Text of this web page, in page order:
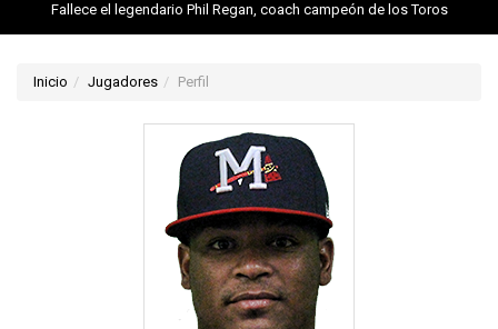
Fallece el legendario Phil Regan, coach campeón de los Toros
Inicio Jugadores Perfil